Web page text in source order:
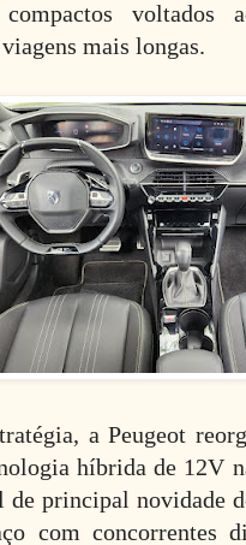
voltados
mais longas.
a Peugeot
híbrida de 12V
de principal novidade
com concorrentes